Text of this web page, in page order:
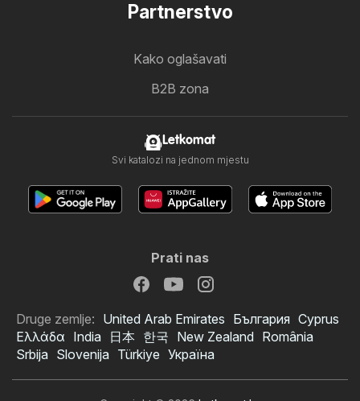
Partnerstvo
Kako oglašavati
B2B zona
Letkomat
Svi katalozi na jednom mjestu
Prati nas
Druge zemlje: United Arab Emirates България Cyprus
Ελλάδα India 日本 한국 New Zealand România
Srbija Slovenija Türkiye Україна